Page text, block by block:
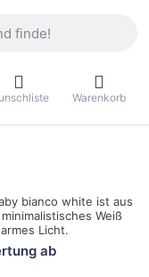
Warenkorb
bianco white ist aus
Weiß
Licht.
ab